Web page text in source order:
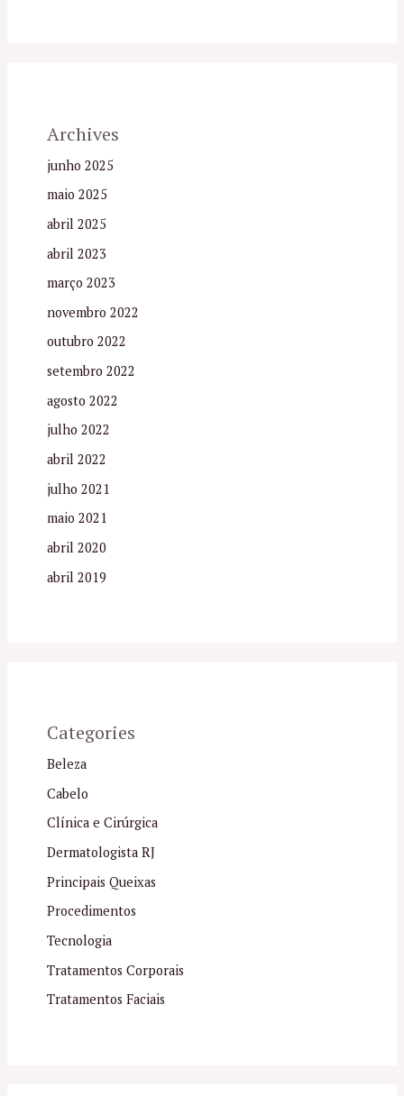
Archives
junho 2025
maio 2025
abril 2025
abril 2023
março 2023
novembro 2022
outubro 2022
setembro 2022
agosto 2022
julho 2022
abril 2022
julho 2021
maio 2021
abril 2020
abril 2019
Categories
Beleza
Cabelo
Clínica e Cirúrgica
Dermatologista RJ
Principais Queixas
Procedimentos
Tecnologia
Tratamentos Corporais
Tratamentos Faciais